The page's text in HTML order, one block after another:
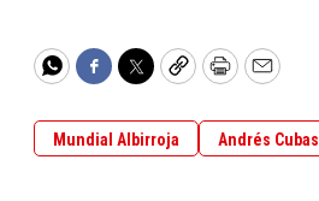
WhatsApp
Facebook
TwitterCopyPrintEmail
Mundial Albirroja Andrés Cubas